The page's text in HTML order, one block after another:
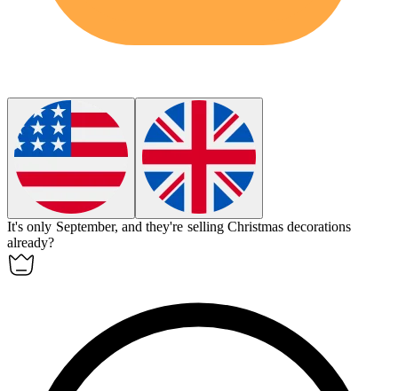
It's only September, and they're selling Christmas decorations
already?